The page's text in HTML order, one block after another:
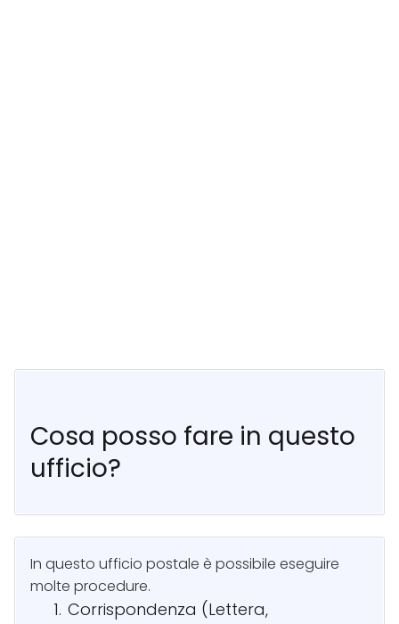
Cosa posso fare in questo
ufficio?
In questo ufficio postale è possibile eseguire
molte procedure.
Corrispondenza (Lettera,